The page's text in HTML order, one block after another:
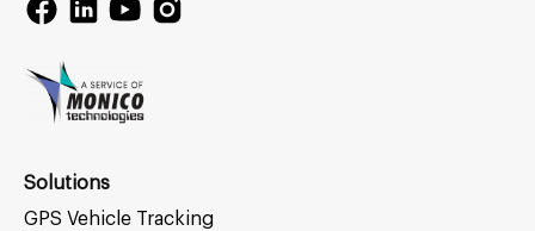
Solutions
GPS Vehicle Tracking